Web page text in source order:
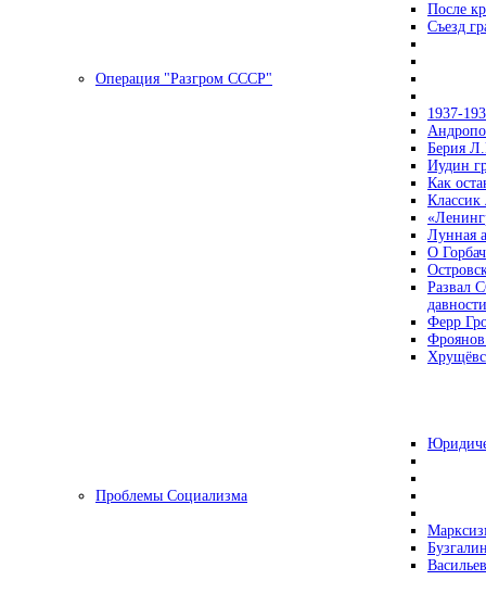
После
Съезд
Операция "Разгром СССР"
1937-
Берия
Иудин
Как
Лунная
О
Развал
давности
Ферр
Проблемы Социализма